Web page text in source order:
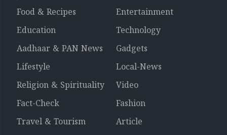
Food & Recipes
Entertainment
Education
Technology
Aadhaar & PAN News
Gadgets
Lifestyle
Local-News
Religion & Spirituality
Video
Fact-Check
Fashion
Travel & Tourism
Article